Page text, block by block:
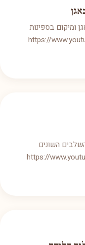
ומיקום בספינות
https://
השונים
https://